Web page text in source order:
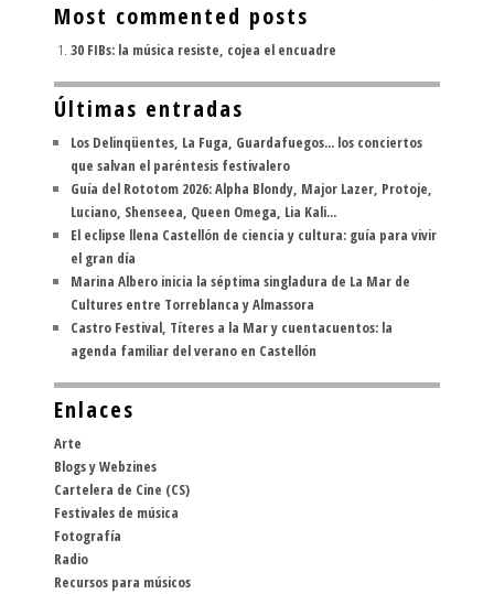
Most commented posts
30 FIBs: la música resiste, cojea el encuadre
Últimas entradas
Los Delinqüentes, La Fuga, Guardafuegos... los conciertos
que salvan el paréntesis festivalero
Guía del Rototom 2026: Alpha Blondy, Major Lazer, Protoje,
Luciano, Shenseea, Queen Omega, Lia Kali...
El eclipse llena Castellón de ciencia y cultura: guía para vivir
el gran día
Marina Albero inicia la séptima singladura de La Mar de
Cultures entre Torreblanca y Almassora
Castro Festival, Títeres a la Mar y cuentacuentos: la
agenda familiar del verano en Castellón
Enlaces
Arte
Blogs y Webzines
Cartelera de Cine (CS)
Festivales de música
Fotografía
Radio
Recursos para músicos